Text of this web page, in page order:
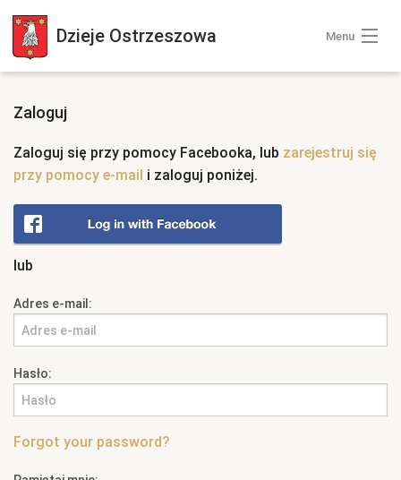
Dzieje Ostrzeszowa Menu
Zaloguj się
+ Dodaj zdjęcia
Zaloguj
Zaloguj się przy pomocy Facebooka, lub zarejestruj się
przy pomocy e-mail i zaloguj poniżej.
lub
Adres e-mail:
Hasło:
Forgot your password?